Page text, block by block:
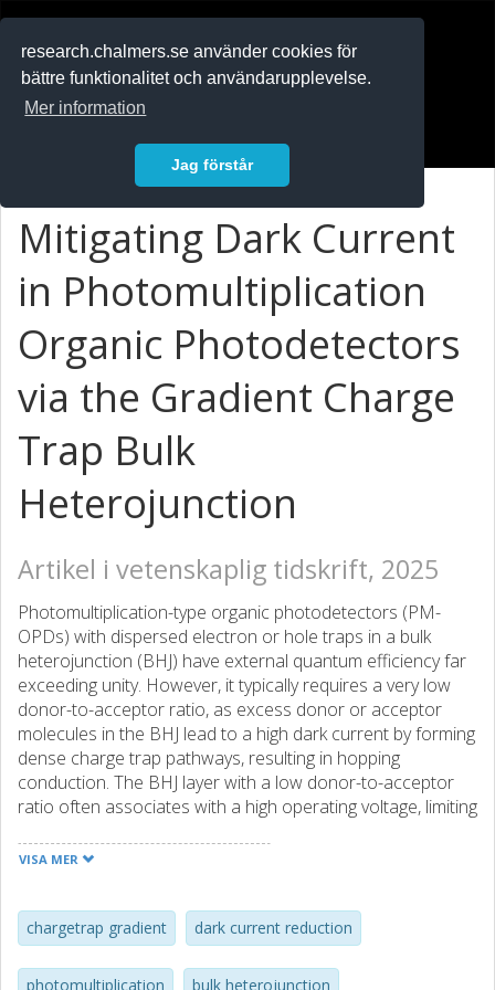
research.chalmers.se använder cookies för
bättre funktionalitet och användarupplevelse.
Mer information
Jag förstår
Mitigating Dark Current
in Photomultiplication
Organic Photodetectors
via the Gradient Charge
Trap Bulk
Heterojunction
Artikel i vetenskaplig tidskrift, 2025
Photomultiplication-type organic photodetectors (PM-
OPDs) with dispersed electron or hole traps in a bulk
heterojunction (BHJ) have external quantum efficiency far
exceeding unity. However, it typically requires a very low
donor-to-acceptor ratio, as excess donor or acceptor
molecules in the BHJ lead to a high dark current by forming
dense charge trap pathways, resulting in hopping
conduction. The BHJ layer with a low donor-to-acceptor
ratio often associates with a high operating voltage, limiting
results of a new approach to reducing dark current by
current by eliminating charge percolation pathways
through regions with low charge trap concentration and
(2) it enhances band bending near the electrode by
VISA MER
chargetrap gradient dark current reduction
photomultiplication bulk heterojunction